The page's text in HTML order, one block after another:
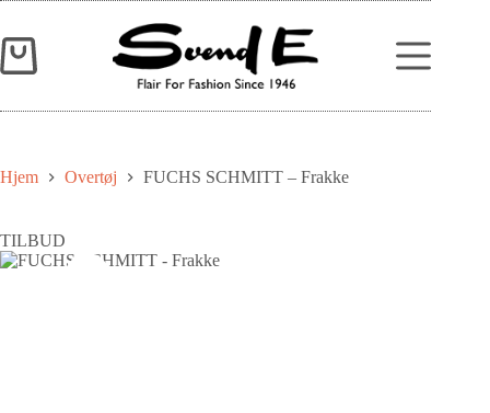
Hjem Overtøj FUCHS SCHMITT – Frakke
TILBUD